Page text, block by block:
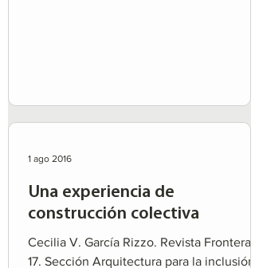
Una experiencia de
construcción colectiva
Cecilia V. García Rizzo. Revista Frontera
17. Sección Arquitectura para la inclusión,
1 ago 2016